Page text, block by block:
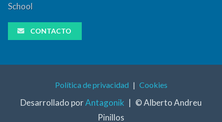
School
CONTACTO
Política de privacidad | Cookies
Desarrollado porAntagonik | © Alberto Andreu
Pinillos